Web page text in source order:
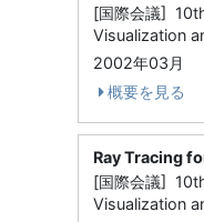
[国際会議]
Visualization
2002年03月
概要を見る
Ray Tracing
[国際会議]
Visualization